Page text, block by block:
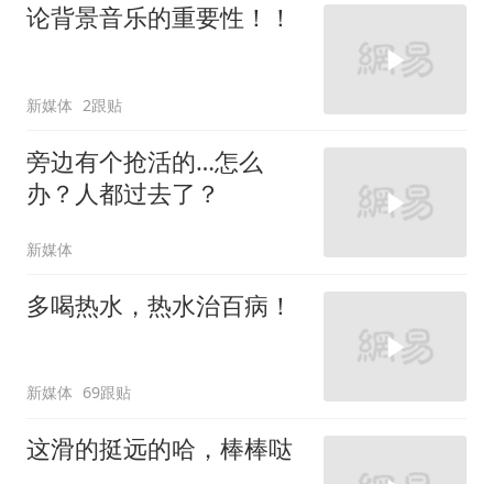
论背景音乐的重要性！！
新媒体 2跟贴
旁边有个抢活的…怎么
办？人都过去了？
新媒体
多喝热水，热水治百病！
新媒体 69跟贴
这滑的挺远的哈，棒棒哒